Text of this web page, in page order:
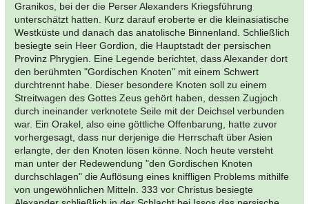
Granikos, bei der die Perser Alexanders Kriegsführung
unterschätzt hatten. Kurz darauf eroberte er die kleinasiatische
Westküste und danach das anatolische Binnenland. Schließlich
besiegte sein Heer Gordion, die Hauptstadt der persischen
Provinz Phrygien. Eine Legende berichtet, dass Alexander dort
den berühmten "Gordischen Knoten" mit einem Schwert
durchtrennt habe. Dieser besondere Knoten soll zu einem
Streitwagen des Gottes Zeus gehört haben, dessen Zugjoch
durch ineinander verknotete Seile mit der Deichsel verbunden
war. Ein Orakel, also eine göttliche Offenbarung, hatte zuvor
vorhergesagt, dass nur derjenige die Herrschaft über Asien
erlangte, der den Knoten lösen könne. Noch heute versteht
man unter der Redewendung "den Gordischen Knoten
durchschlagen" die Auflösung eines kniffligen Problems mithilfe
von ungewöhnlichen Mitteln. 333 vor Christus besiegte